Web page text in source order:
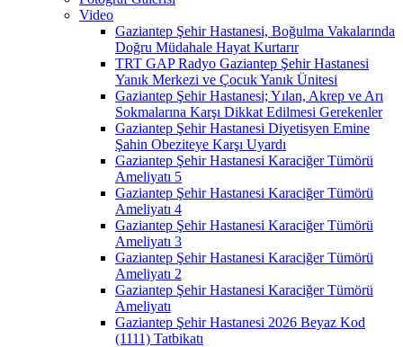
Video
Gaziantep Şehir Hastanesi, Boğulma Vakalarında
Doğru Müdahale Hayat Kurtarır
TRT GAP Radyo Gaziantep Şehir Hastanesi
Yanık Merkezi ve Çocuk Yanık Ünitesi
Gaziantep Şehir Hastanesi; Yılan, Akrep ve Arı
Sokmalarına Karşı Dikkat Edilmesi Gerekenler
Gaziantep Şehir Hastanesi Diyetisyen Emine
Şahin Obeziteye Karşı Uyardı
Gaziantep Şehir Hastanesi Karaciğer Tümörü
Ameliyatı 5
Gaziantep Şehir Hastanesi Karaciğer Tümörü
Ameliyatı 4
Gaziantep Şehir Hastanesi Karaciğer Tümörü
Ameliyatı 3
Gaziantep Şehir Hastanesi Karaciğer Tümörü
Ameliyatı 2
Gaziantep Şehir Hastanesi Karaciğer Tümörü
Ameliyatı
Gaziantep Şehir Hastanesi 2026 Beyaz Kod
(1111) Tatbikatı